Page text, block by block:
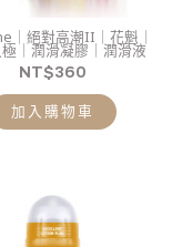
｜絕對高潮II｜花魁｜
｜潤滑凝膠｜潤滑液
NT$360
加入購物車